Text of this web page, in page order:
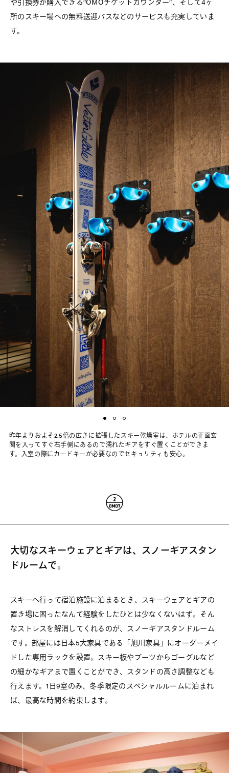
昨年よりおよそ2.5倍の広さに拡張したスキー乾燥室は、ホテルの正面玄
関を入ってすぐ右手側にあるので濡れたギアをすぐ置くことができま
す。入室の際にカードキーが必要なのでセキュリティも安心。
所のスキー場への無料送迎バスなどのサービスも充実していま
す。
大切なスキーウェアとギアは、スノーギアスタン
ドルームで。
スキーへ行って宿泊施設に泊まるとき、スキーウェアとギアの
置き場に困ったなんて経験をしたひとは少なくないはず。そん
なストレスを解消してくれるのが、スノーギアスタンドルーム
です。部屋には日本5大家具である「旭川家具」にオーダーメイ
ドした専用ラックを設置。スキー板やブーツからゴーグルなど
の細かなギアまで置くことができ、スタンドの高さ調整なども
行えます。1日9室のみ、冬季限定のスペシャルルームに泊まれ
ば、最高な時間を約束します。